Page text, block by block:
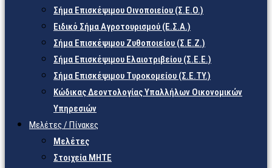
Σήμα Επισκέψιμου Οινοποιείου (Σ.Ε.Ο.)
Ειδικό Σήμα Αγροτουρισμού (Ε.Σ.Α.)
Σήμα Επισκέψιμου Ζυθοποιείου (Σ.Ε.Ζ.)
Σήμα Επισκέψιμου Ελαιοτριβείου (Σ.Ε.Ε.)
Σήμα Επισκέψιμου Τυροκομείου (Σ.Ε.TY.)
Κώδικας Δεοντολογίας Υπαλλήλων Οικονομικών
Υπηρεσιών
Μελέτες / Πίνακες
Μελέτες
Στοιχεία ΜΗΤΕ